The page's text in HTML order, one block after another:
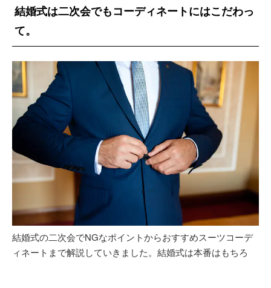
結婚式は二次会でもコーディネートにはこだわっ
て。
結婚式の二次会でNGなポイントからおすすめスーツコーデ
ィネートまで解説していきました。結婚式は本番はもちろ